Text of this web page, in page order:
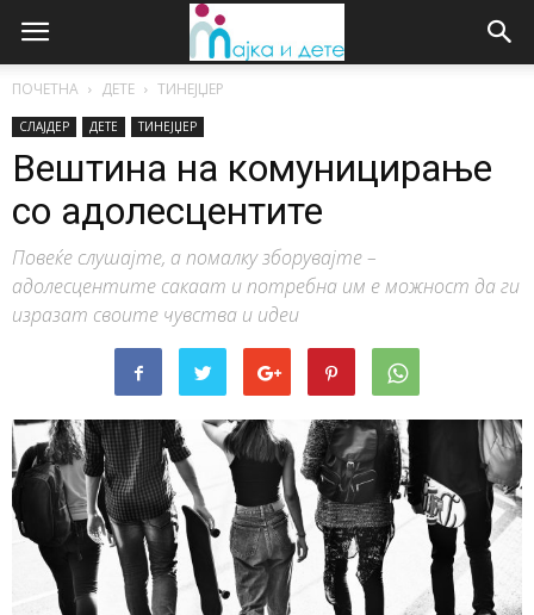
ПОЧЕТНА ДЕТЕ ТИНЕЈЏЕР
СЛАЈДЕР ДЕТЕ ТИНЕЈЏЕР
Вештина на комуницирање
со адолесцентите
Повеќе слушајте, а помалку зборувајте –
адолесцентите сакаат и потребна им е можност да ги
изразат своите чувства и идеи